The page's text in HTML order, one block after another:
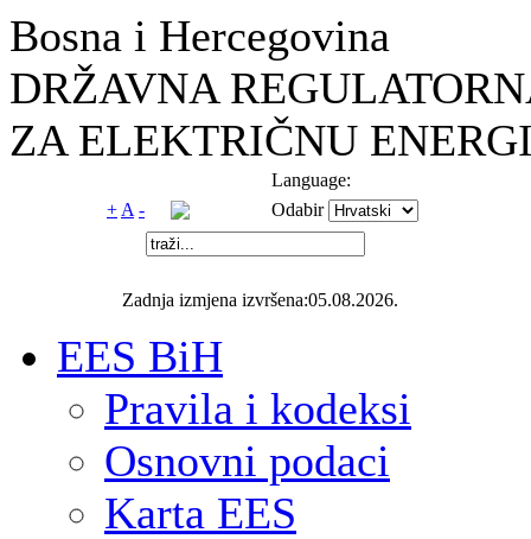
Bosna i Hercegovina
DRŽAVNA
ZA ELEKTRIČNU
Language:
+ A - Odabir
Zadnja izmjena izvršena:05.08.2026.
EES BiH
Pravila i kodeksi
Osnovni podaci
Karta EES